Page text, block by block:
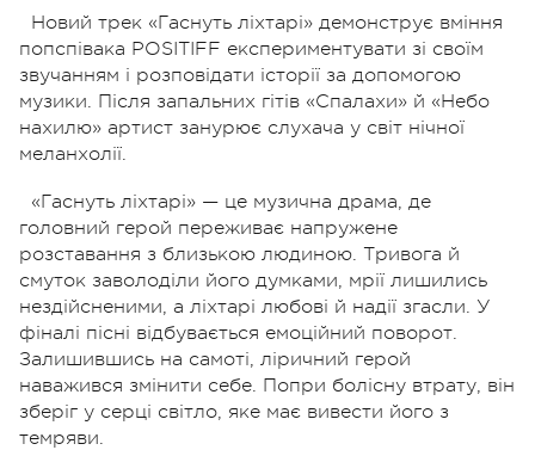
Новий трек «Гаснуть ліхтарі» демонструє вміння
попспівака POSITIFF експериментувати зі своїм
звучанням і розповідати історії за допомогою
музики. Після запальних гітів «Спалахи» й «Небо
нахилю» артист занурює слухача у світ нічної
меланхолії.
«Гаснуть ліхтарі» — це музична драма, де
головний герой переживає напружене
розставання з близькою людиною. Тривога й
смуток заволоділи його думками, мрії лишились
нездійсненими, а ліхтарі любові й надії згасли. У
фіналі пісні відбувається емоційний поворот.
Залишившись на самоті, ліричний герой
наважився змінити себе. Попри болісну втрату, він
зберіг у серці світло, яке має вивести його з
темряви.